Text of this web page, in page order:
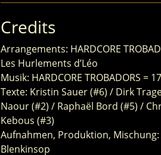
Credits
Arrangements: HARDCORE
Les Hurlements d’Léo
Musik: HARDCORE TROBADORS =
Texte: Kristin Sauer (#6) / Dirk
Naour (#2) / Raphaël Bord (#5) /
Kebous (#3)
Aufnahmen, Produktion,
Blenkinsop